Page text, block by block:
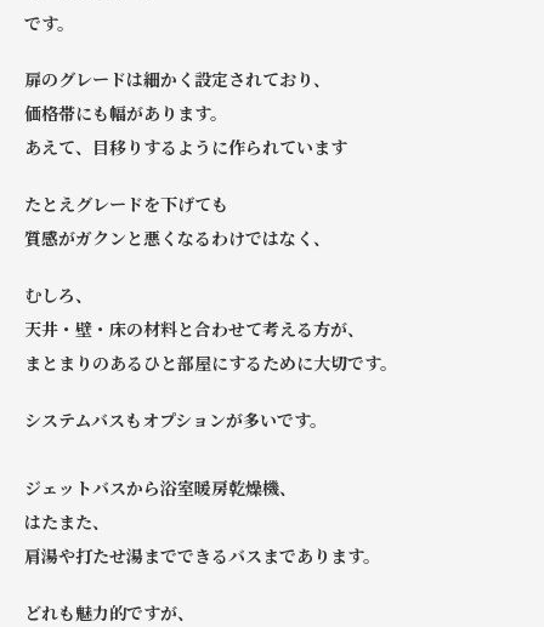
です。
扉のグレードは細かく設定されており、
価格帯にも幅があります。
あえて、目移りするように作られています
たとえグレードを下げても
質感がガクンと悪くなるわけではなく、
むしろ、
天井・壁・床の材料と合わせて考える方が、
まとまりのあるひと部屋にするために大切です。
システムバスもオプションが多いです。
ジェットバスから浴室暖房乾燥機、
はたまた、
肩湯や打たせ湯までできるバスまであります。
どれも魅力的ですが、